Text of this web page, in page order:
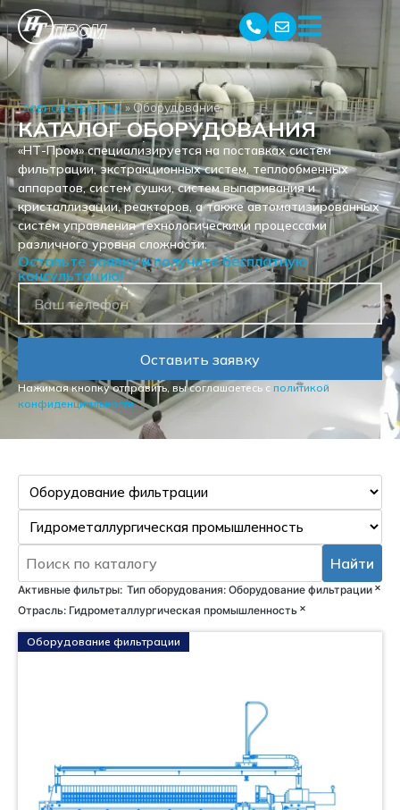
Главная страница»Оборудование
КАТАЛОГ ОБОРУДОВАНИЯ
«НТ-Пром» специализируется на поставках систем
фильтрации, экстракционных систем, теплообменных
аппаратов, систем сушки, систем выпаривания и
кристаллизации, реакторов, а также автоматизированных
систем управления технологическими процессами
различного уровня сложности.
Оставьте заявку и получите бесплатную
консультацию!
Оставить заявку
Нажимая кнопку отправить, вы соглашаетесь с политикой
конфиденциальности
Найти
Активные фильтры: Тип оборудования: Оборудование фильтрации ×
Отрасль: Гидрометаллургическая промышленность ×
Оборудование фильтрации